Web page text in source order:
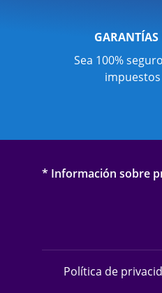
Sea 100%
* Información sobre
Política de